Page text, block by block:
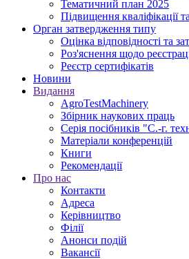
Тематичний план 2025
Підвищення кваліфікації
Орган затвердження типу
Оцінка відповідності та
Роз'яснення щодо
Реєстр сертифікатів
Новини
Видання
AgroTestMachinery
Збірник наукових праць
Серія посібників "С.-г.
Матеріали конференцій
Книги
Рекомендації
Про нас
Контакти
Адреса
Керівництво
Філії
Анонси подій
Вакансії